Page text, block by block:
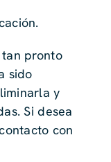
pronto
sido
y
Si desea
con